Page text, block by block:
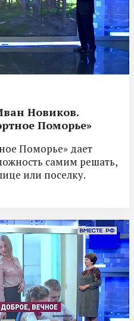
Новиков.
Поморье»
Поморье» дает
самим решать,
или поселку.